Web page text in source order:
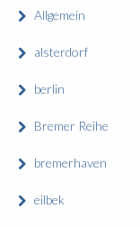
Allgemein
alsterdorf
berlin
Bremer Reihe
bremerhaven
eilbek